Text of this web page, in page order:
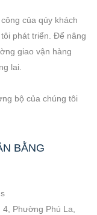
của qúy khách
phát triển. Để nâng
giao vận hàng
lai.
bộ của chúng tôi
BẰNG
Phường Phú La,